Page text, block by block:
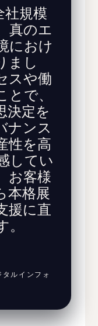
規模
真のエ
におけ
まし
スや働
で、
決定を
ナンス
性を高
してい
お客様
本格展
援に直
ルインフォ